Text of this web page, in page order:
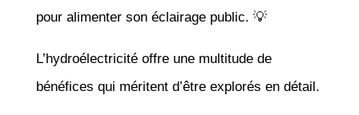
pour alimenter son éclairage public. 💡
L’hydroélectricité offre une multitude de
bénéfices qui méritent d’être explorés en détail.